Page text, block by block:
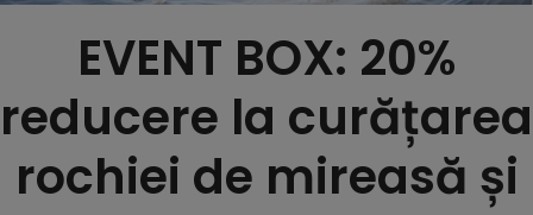
EVENT BOX: 20%
reducere la curățarea
rochiei de mireasă și